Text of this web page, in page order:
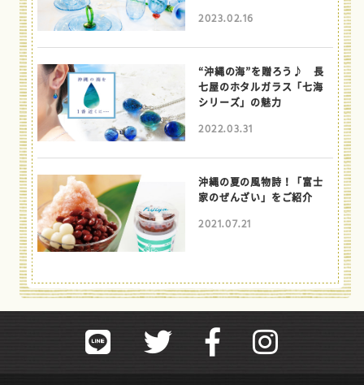
2023.02.16
“沖縄の海”を贈ろう♪ 長
七屋のホタルガラス「七海
シリーズ」の魅力
2022.03.31
沖縄の夏の風物詩！「富士
家のぜんざい」をご紹介
2021.07.21